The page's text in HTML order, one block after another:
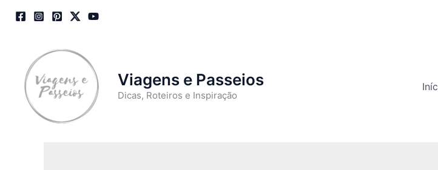
Viagens e Passeios
Dicas, Roteiros e Inspiração